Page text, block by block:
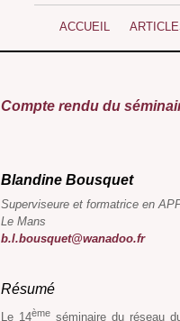
ACCUEIL
Compte rendu du
Blandine Bousquet
Superviseure et formatrice en
Le Mans
b.l.bousquet@wanadoo.fr
Résumé
Le 14ème séminaire du réseau